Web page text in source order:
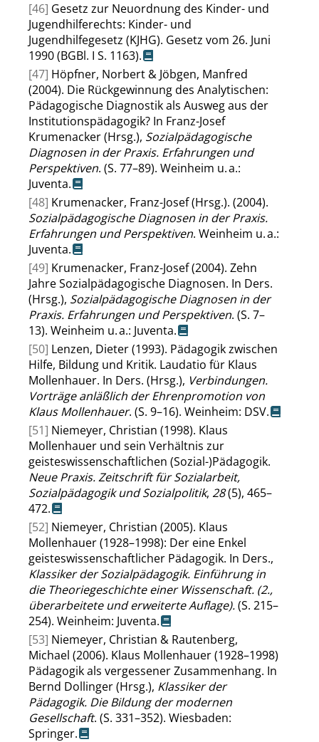
[46] Gesetz zur Neuordnung des Kinder- und
Jugendhilferechts: Kinder- und
Jugendhilfegesetz (KJHG). Gesetz vom 26. Juni
1990 (BGBl. I S. 1163).
[47] Höpfner, Norbert & Jöbgen, Manfred
(2004). Die Rückgewinnung des Analytischen:
Pädagogische Diagnostik als Ausweg aus der
Institutionspädagogik? In Franz-Josef
Krumenacker (Hrsg.), Sozialpädagogische
Diagnosen in der Praxis. Erfahrungen und
Perspektiven. (S. 77–89). Weinheim u. a.:
Juventa.
[48] Krumenacker, Franz-Josef (Hrsg.). (2004).
Sozialpädagogische Diagnosen in der Praxis.
Erfahrungen und Perspektiven. Weinheim u. a.:
Juventa.
[49] Krumenacker, Franz-Josef (2004). Zehn
Jahre Sozialpädagogische Diagnosen. In Ders.
(Hrsg.), Sozialpädagogische Diagnosen in der
Praxis. Erfahrungen und Perspektiven. (S. 7–
13). Weinheim u. a.: Juventa.
[50] Lenzen, Dieter (1993). Pädagogik zwischen
Hilfe, Bildung und Kritik. Laudatio für Klaus
Mollenhauer. In Ders. (Hrsg.), Verbindungen.
Vorträge anläßlich der Ehrenpromotion von
Klaus Mollenhauer. (S. 9–16). Weinheim: DSV.
[51] Niemeyer, Christian (1998). Klaus
Mollenhauer und sein Verhältnis zur
geisteswissenschaftlichen (Sozial-)Pädagogik.
Neue Praxis. Zeitschrift für Sozialarbeit,
Sozialpädagogik und Sozialpolitik, 28(5), 465–
472.
[52] Niemeyer, Christian (2005). Klaus
Mollenhauer (1928–1998): Der eine Enkel
geisteswissenschaftlicher Pädagogik. In Ders.,
Klassiker der Sozialpädagogik. Einführung in
die Theoriegeschichte einer Wissenschaft. (2.,
überarbeitete und erweiterte Auflage).(S. 215–
254). Weinheim: Juventa.
[53] Niemeyer, Christian & Rautenberg,
Michael (2006). Klaus Mollenhauer (1928–1998)
Pädagogik als vergessener Zusammenhang. In
Bernd Dollinger (Hrsg.), Klassiker der
Pädagogik. Die Bildung der modernen
Gesellschaft. (S. 331–352). Wiesbaden:
Springer.